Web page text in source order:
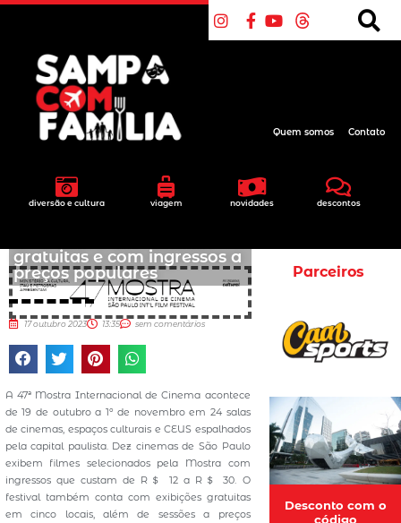
diversão e cultura viagem novidades descontos
Quem somos Contato
gratuitas e com ingressos a
preços populares
17 outubro 2023 13:35 sem comentários
A 47ª Mostra Internacional de Cinema acontece
de 19 de outubro a 1º de novembro em 24 salas
de cinemas, espaços culturais e CEUS espalhados
pela capital paulista. Dez cinemas de São Paulo
exibem filmes selecionados pela Mostra com
ingressos que custam de R＄ 12 a R＄ 30. O
festival também conta com exibições gratuitas
em cinco locais, além de sessões a preços
Parceiros
Desconto com o
código